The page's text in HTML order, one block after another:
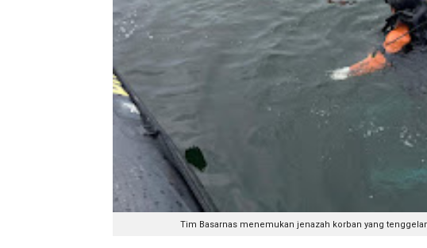
Tim Basarnas menemukan jenazah korban yang